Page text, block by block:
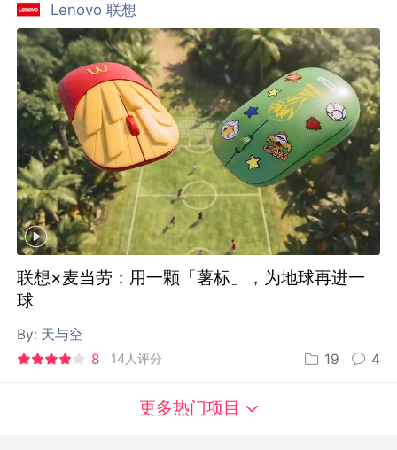
Lenovo 联想
联想×麦当劳：用一颗「薯标」，为地球再进一
球
By: 天与空
8
14人评分 19 4
更多热门项目